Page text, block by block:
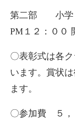
第二部 小学
PM１２：００
〇表彰式は各
います。賞状
ます。
〇参加費 ５，